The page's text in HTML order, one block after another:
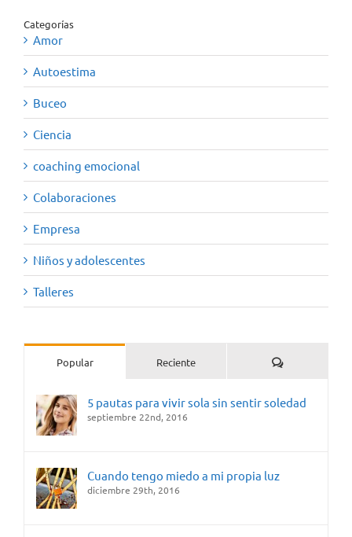
Categorías
Amor
Autoestima
Buceo
Ciencia
coaching emocional
Colaboraciones
Empresa
Niños y adolescentes
Talleres
Popular Reciente Comentarios
5 pautas para vivir sola sin sentir soledad
septiembre 22nd, 2016
Cuando tengo miedo a mi propia luz
diciembre 29th, 2016